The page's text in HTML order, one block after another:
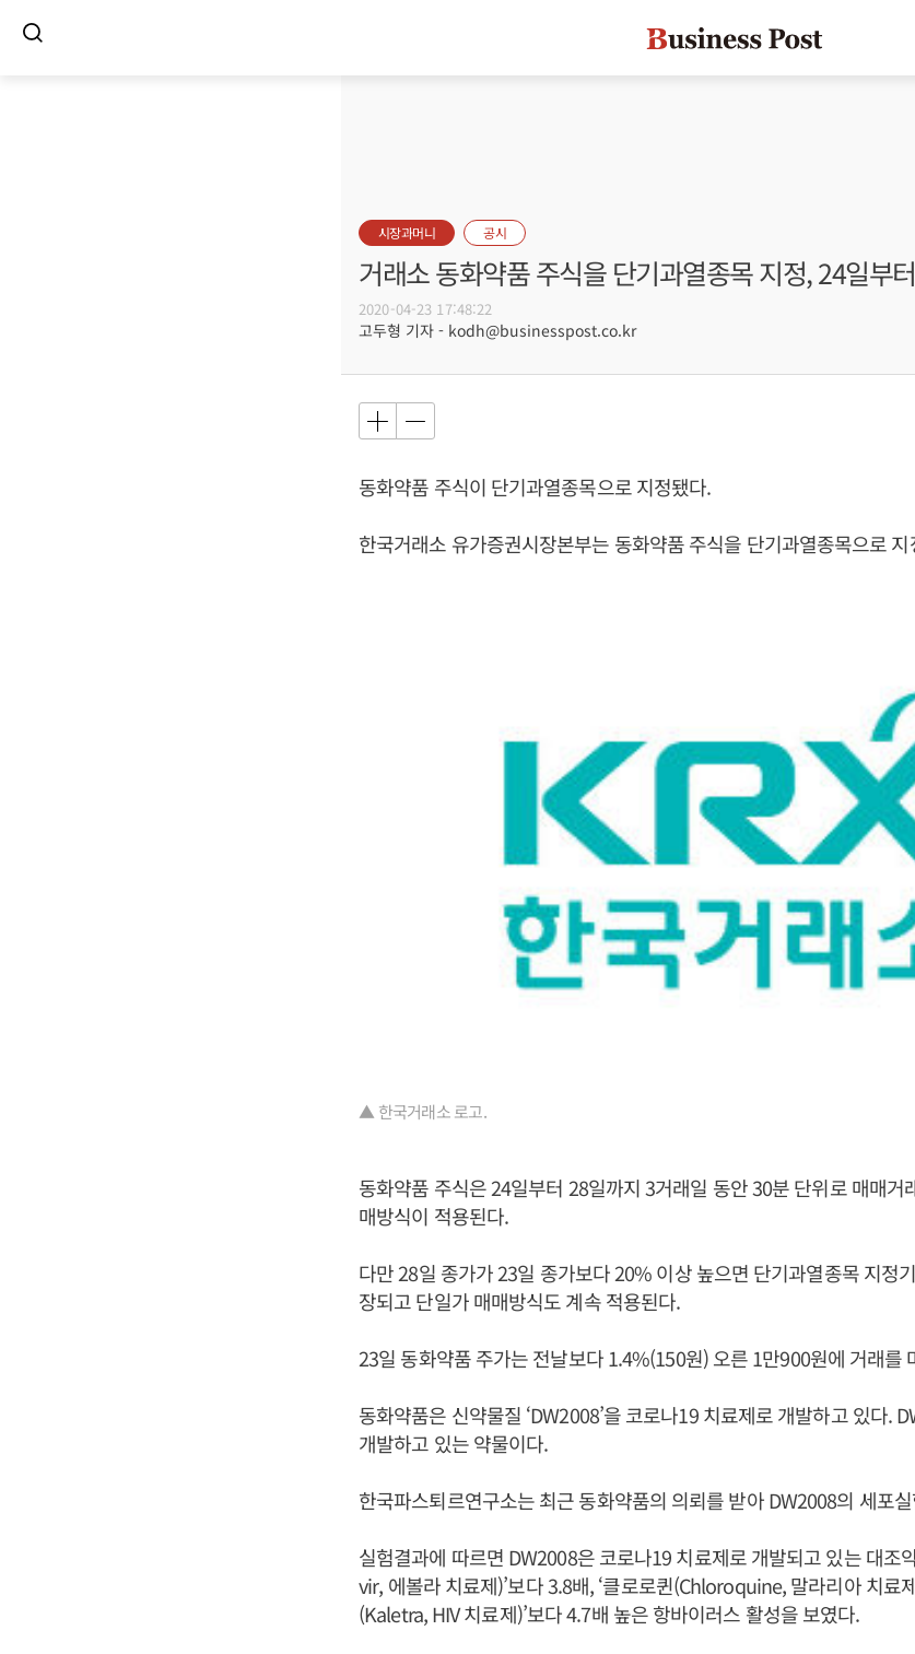
시장과머니 공시
거래소 동화약품 주식을 단기과열종목 지정, 24일부
2020-04-23 17:48:22
고두형 기자 - kodh@businesspost.co.kr
동화약품 주식이 단기과열종목으로 지정됐다.
한국거래소 유가증권시장본부는 동화약품 주식을 단기과열종목으로
▲ 한국거래소 로고.
동화약품 주식은 24일부터 28일까지 3거래일 동안 30분 단위로 매매거
매방식이 적용된다.
다만 28일 종가가 23일 종가보다 20% 이상 높으면 단기과열종목 지정
장되고 단일가 매매방식도 계속 적용된다.
23일 동화약품 주가는 전날보다 1.4%(150원) 오른 1만900원에 거래를
동화약품은 신약물질 ‘DW2008’을 코로나19 치료제로 개발하고 있다.
개발하고 있는 약물이다.
한국파스퇴르연구소는 최근 동화약품의 의뢰를 받아 DW2008의 세포
실험결과에 따르면 DW2008은 코로나19 치료제로 개발되고 있는 대조
vir, 에볼라 치료제)’보다 3.8배, ‘클로로퀸(Chloroquine, 말라리아 치료
(Kaletra, HIV 치료제)’보다 4.7배 높은 항바이러스 활성을 보였다.